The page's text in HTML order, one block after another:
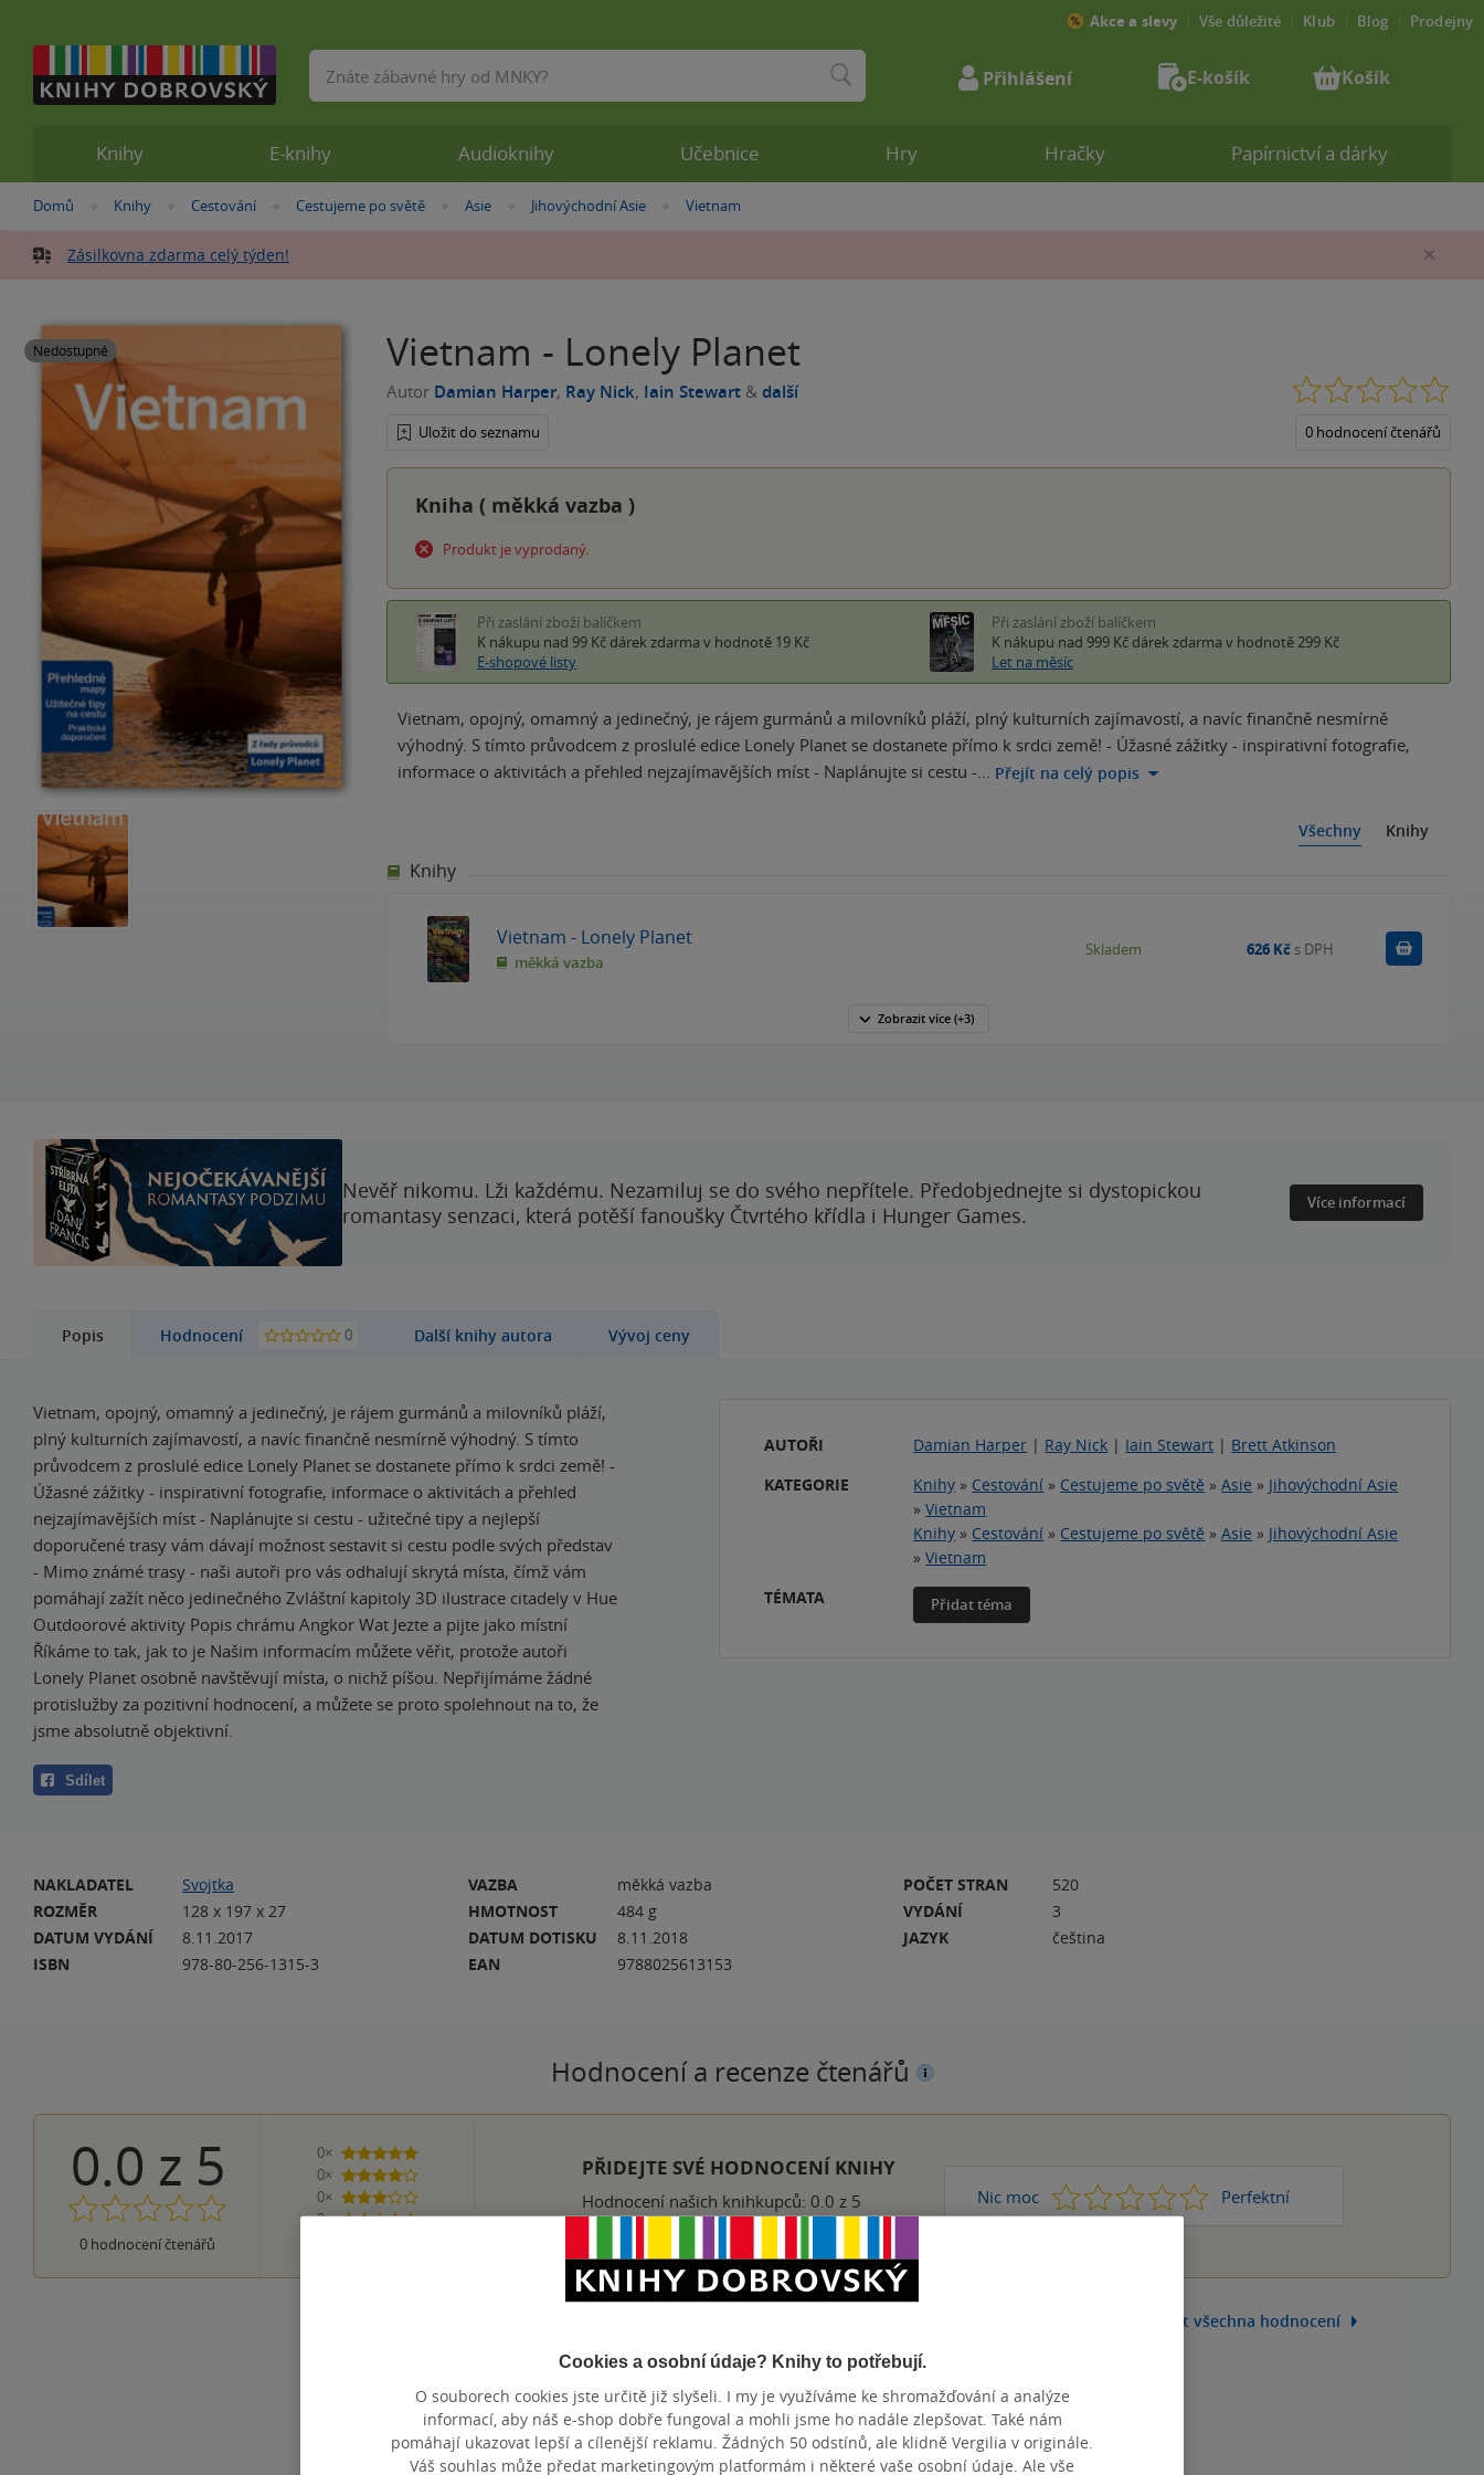
Nacházíte
zde:
Domů »
Knihy »
Cestování »
Cestujeme po světě »Asie »Jihovýchodní Asie »
Vietnam
Zásilkovna zdarma celý týden!
Nedostupné Vietnam - Lonely Planet
Autor Damian Harper, Ray Nick, Iain Stewart & další
Uložit do seznamu 0 hodnocení čtenářů
Kniha ( měkká vazba )
Produkt je vyprodaný.
Při zaslání zboží balíčkem
K nákupu nad 99 Kč dárek zdarma v hodnotě 19 Kč
E-shopové listy
Při zaslání zboží balíčkem
K nákupu nad 999 Kč dárek zdarma v hodnotě 299 Kč
Let na měsíc
Vietnam, opojný, omamný a jedinečný, je rájem gurmánů a milovníků pláží, plný kulturních zajímavostí, a navíc finančně nesmírně
výhodný. S tímto průvodcem z proslulé edice Lonely Planet se dostanete přímo k srdci země! - Úžasné zážitky - inspirativní fotografie,
informace o aktivitách a přehled nejzajímavějších míst - Naplánujte si cestu -… Přejít na celý popis
Všechny Knihy
Knihy
Vietnam - Lonely Planet
měkká vazba
Skladem 626 Kč s DPH
Zobrazit více (+3)
Nevěř nikomu. Lži každému. Nezamiluj se do svého nepřítele. Předobjednejte si dystopickou
romantasy senzaci, která potěší fanoušky Čtvrtého křídla i Hunger Games.
Více informací
Popis Hodnocení 0 Další knihy autora Vývoj ceny
Vietnam, opojný, omamný a jedinečný, je rájem gurmánů a milovníků pláží,
plný kulturních zajímavostí, a navíc finančně nesmírně výhodný. S tímto
průvodcem z proslulé edice Lonely Planet se dostanete přímo k srdci země! -
Úžasné zážitky - inspirativní fotografie, informace o aktivitách a přehled
nejzajímavějších míst - Naplánujte si cestu - užitečné tipy a nejlepší
doporučené trasy vám dávají možnost sestavit si cestu podle svých představ
- Mimo známé trasy - naši autoři pro vás odhalují skrytá místa, čímž vám
pomáhají zažít něco jedinečného Zvláštní kapitoly 3D ilustrace citadely v Hue
Outdoorové aktivity Popis chrámu Angkor Wat Jezte a pijte jako místní
Říkáme to tak, jak to je Našim informacím můžete věřit, protože autoři
Lonely Planet osobně navštěvují místa, o nichž píšou. Nepřijímáme žádné
protislužby za pozitivní hodnocení, a můžete se proto spolehnout na to, že
jsme absolutně objektivní.
Sdílet
AUTOŘI Damian Harper | Ray Nick | Iain Stewart | Brett Atkinson
KATEGORIE
Knihy » Cestování » Cestujeme po světě »Asie » Jihovýchodní Asie
»Vietnam
Knihy » Cestování » Cestujeme po světě »Asie » Jihovýchodní Asie
»Vietnam
TÉMATA
Přidat téma
NAKLADATEL
Svojtka
ROZMĚR
128 x 197 x 27
DATUM VYDÁNÍ
8.11.2017
ISBN
978-80-256-1315-3
VAZBA
měkká vazba
HMOTNOST
484 g
DATUM DOTISKU
8.11.2018
EAN
9788025613153
POČET STRAN
520
VYDÁNÍ
3
JAZYK
čeština
Hodnocení a recenze čtenářů
0.0 z 5
0 hodnocení čtenářů
0×
5 hvězdiček
0×
4 hvězdičky
0×
3 hvězdičky
0×
2 hvězdičky
PŘIDEJTE SVÉ HODNOCENÍ KNIHY
Hodnocení našich knihkupců: 0.0 z 5 Nic moc 1 2 3 4 Perfektní
5
Zobrazit všechna hodnocení
Přidat hodnocení
Knihy E-knihy Audioknihy Učebnice Hry Hračky Papírnictví a dárky
Akce a slevy Vše důležité Klub Blog Prodejny
Vyhledávání Přihlášení E-košík Košík
Cookies a osobní údaje? Knihy to potřebují.
O souborech cookies jste určitě již slyšeli. I my je využíváme ke shromažďování a analýze
informací, aby náš e-shop dobře fungoval a mohli jsme ho nadále zlepšovat. Také nám
pomáhají ukazovat lepší a cílenější reklamu. Žádných 50 odstínů, ale klidně Vergilia v originále.
Váš souhlas může předat marketingovým platformám i některé vaše osobní údaje. Ale vše